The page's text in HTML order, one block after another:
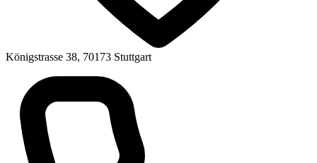
Königstrasse 38, 70173 Stuttgart